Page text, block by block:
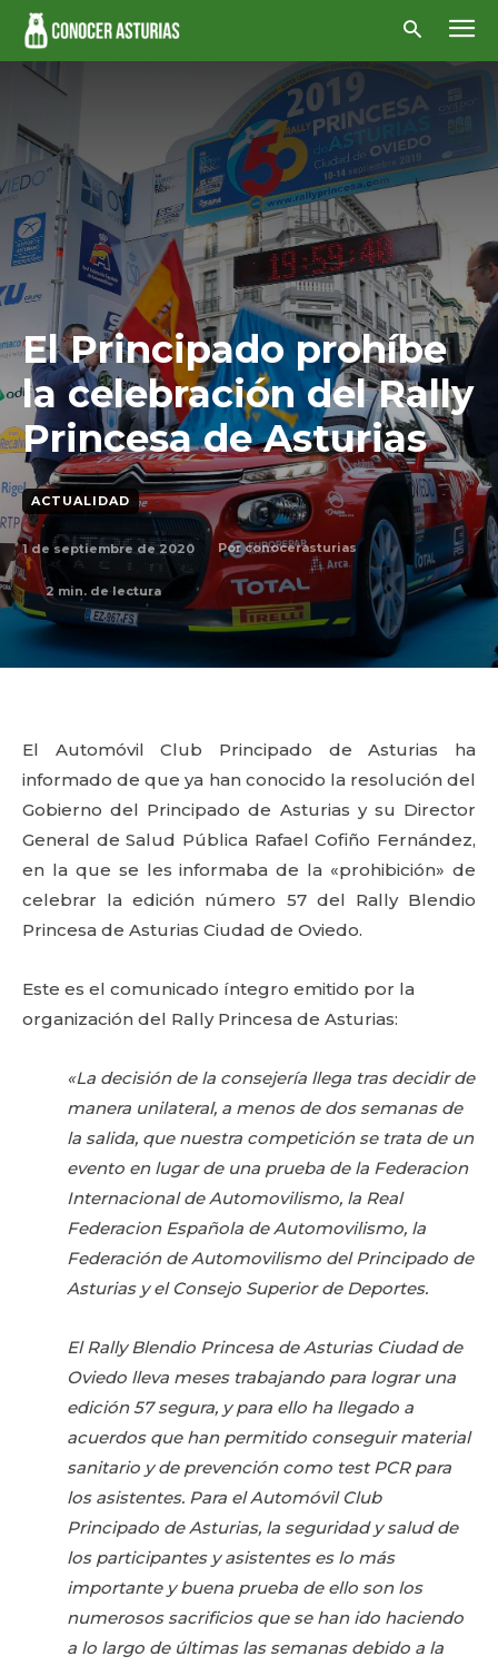
El Principado prohíbe
la celebración del Rally
Princesa de Asturias
ACTUALIDAD
1 de septiembre de 2020 Por conocerasturias
2 min. de lectura
El Automóvil Club Principado de Asturias ha
informado de que ya han conocido la resolución del
Gobierno del Principado de Asturias y su Director
General de Salud Pública Rafael Cofiño Fernández,
en la que se les informaba de la «prohibición» de
celebrar la edición número 57 del Rally Blendio
Princesa de Asturias Ciudad de Oviedo.
Este es el comunicado íntegro emitido por la
organización del Rally Princesa de Asturias:
«La decisión de la consejería llega tras decidir de
manera unilateral, a menos de dos semanas de
la salida, que nuestra competición se trata de un
evento en lugar de una prueba de la Federacion
Internacional de Automovilismo, la Real
Federacion Española de Automovilismo, la
Federación de Automovilismo del Principado de
Asturias y el Consejo Superior de Deportes.
El Rally Blendio Princesa de Asturias Ciudad de
Oviedo lleva meses trabajando para lograr una
edición 57 segura, y para ello ha llegado a
acuerdos que han permitido conseguir material
sanitario y de prevención como test PCR para
los asistentes. Para el Automóvil Club
Principado de Asturias, la seguridad y salud de
los participantes y asistentes es lo más
importante y buena prueba de ello son los
numerosos sacrificios que se han ido haciendo
a lo largo de últimas las semanas debido a la